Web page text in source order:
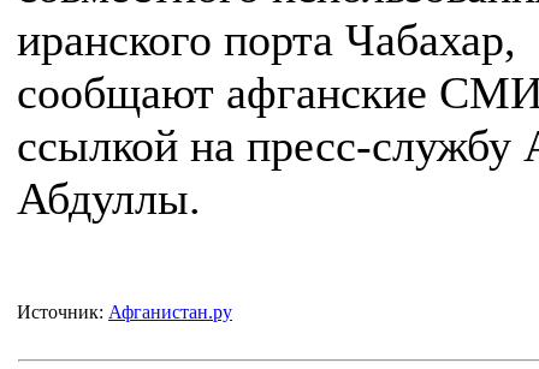
иранского порта Чабахар,
сообщают афганские
ссылкой на пресс-службу
Абдуллы.
Источник: Афганистан.ру